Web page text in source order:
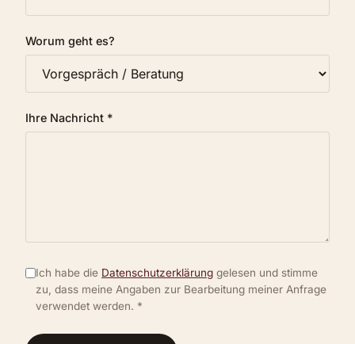
Worum geht es?
Ihre Nachricht *
Ich habe die Datenschutzerklärung gelesen und stimme
zu, dass meine Angaben zur Bearbeitung meiner Anfrage
verwendet werden. *